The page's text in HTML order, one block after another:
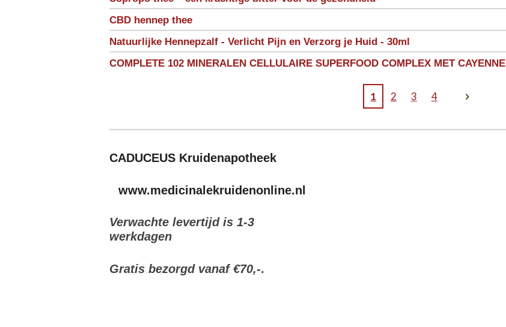
CBD hennep thee
Natuurlijke Hennepzalf - Verlicht Pijn en Verzorg je Huid - 30ml
COMPLETE 102 MINERALEN CELLULAIRE SUPERFOOD COMPLEX MET CAYENNE
1 2 3 4
CADUCEUS Kruidenapotheek
www.medicinalekruidenonline.nl
Verwachte levertijd is 1-3
werkdagen
Gratis bezorgd vanaf €70,-.